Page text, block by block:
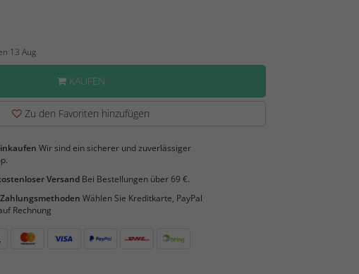
13 Aug
KAUFEN
Zu den Favoriten hinzufügen
Wir sind ein sicherer und zuverlässiger
VersandBei Bestellungen über 69 €.
Wählen Sie Kreditkarte, PayPal
Rechnung